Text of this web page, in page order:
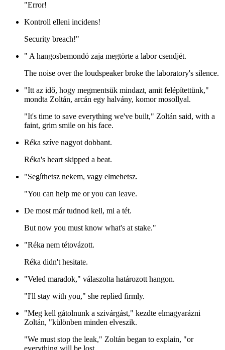
"Error!
Kontroll elleni incidens!
Security breach!"
" A hangosbemondó zaja megtörte a labor csendjét.
The noise over the loudspeaker broke the laboratory's silence.
"Itt az idő, hogy megmentsük mindazt, amit felépítettünk,"
mondta Zoltán, arcán egy halvány, komor mosollyal.
"It's time to save everything we've built," Zoltán said, with a
faint, grim smile on his face.
Réka szíve nagyot dobbant.
Réka's heart skipped a beat.
"Segíthetsz nekem, vagy elmehetsz.
"You can help me or you can leave.
De most már tudnod kell, mi a tét.
But now you must know what's at stake."
"Réka nem tétovázott.
Réka didn't hesitate.
"Veled maradok," válaszolta határozott hangon.
"I'll stay with you," she replied firmly.
"Meg kell gátolnunk a szivárgást," kezdte elmagyarázni
Zoltán, "különben minden elveszik.
"We must stop the leak," Zoltán began to explain, "or